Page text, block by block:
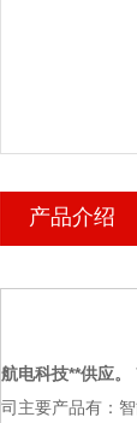
产品介绍
航电科技**供应。
司主要产品有：